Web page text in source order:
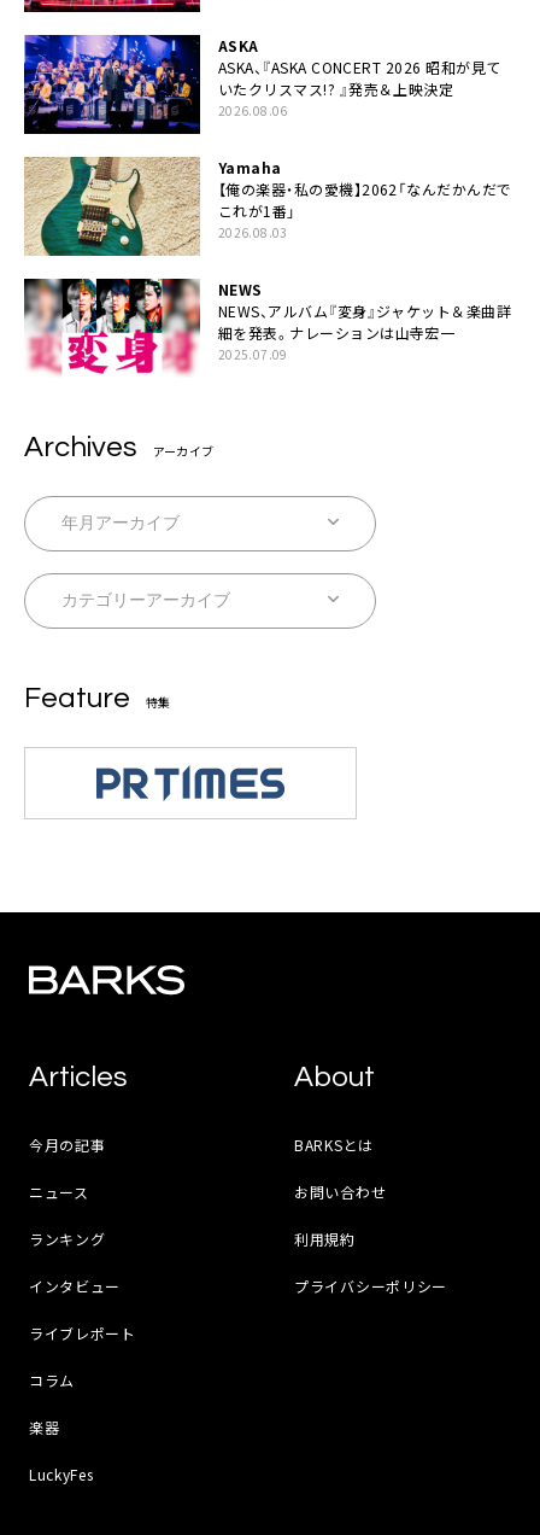
ASKA
ASKA、『ASKA CONCERT 2026 昭和が見て
いたクリスマス!? 』発売＆上映決定
2026.08.06
Yamaha
【俺の楽器・私の愛機】2062「なんだかんだで
これが1番」
2026.08.03
NEWS
NEWS、アルバム『変身』ジャケット＆楽曲詳
細を発表。ナレーションは⼭寺宏⼀
2025.07.09
Archives アーカイブ
Feature 特集
Articles
今月の記事
ニュース
ランキング
インタビュー
ライブレポート
コラム
楽器
LuckyFes
About
BARKSとは
お問い合わせ
利用規約
プライバシーポリシー